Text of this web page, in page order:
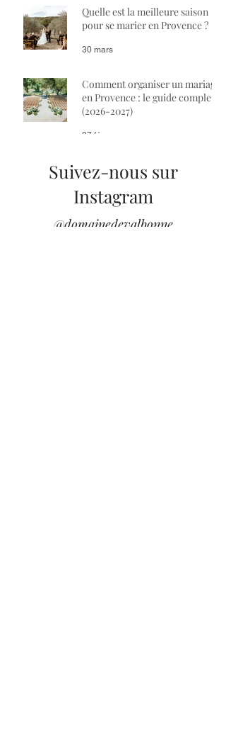
Quelle est la meilleure saison
pour se marier en Provence ?
30 mars
Comment organiser un mariage
en Provence : le guide complet
(2026-2027)
27 févr.
Suivez-nous sur
Instagram
@domainedevalbonne